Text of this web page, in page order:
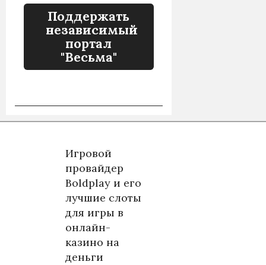
Поддержать
независимый
портал
"Весьма"
Игровой
провайдер
Boldplay и его
лучшие слоты
для игры в
онлайн-
казино на
деньги